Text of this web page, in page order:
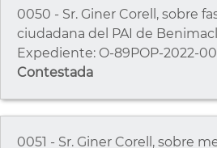
0050 - Sr. Giner Corell, sobre
ciudadana del PAI de
Expediente: O-89POP-2022-
Contestada
0051 - Sr. Giner Corell, sobre